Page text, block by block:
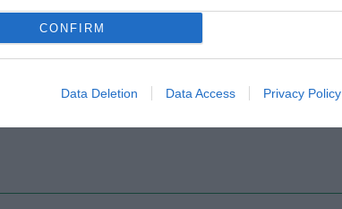
CONFIRM
Data Deletion Data Access Privacy Policy